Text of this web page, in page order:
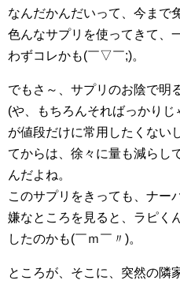
なんだかんだいって、今まで
色んなサプリを使ってきて、
わずコレかも(￣▽￣;)。
でもさ～、サプリのお陰で明
(や、もちろんそればっかり
が値段だけに常用したくない
てからは、徐々に量も減らし
んだよね。
このサプリをきっても、ナー
嫌なところを見ると、ラピく
したのかも(￣ｍ￣〃)。
ところが、そこに、突然の隣